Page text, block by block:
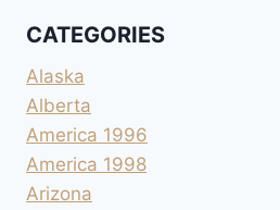
CATEGORIES
Alaska
Alberta
America 1996
America 1998
Arizona